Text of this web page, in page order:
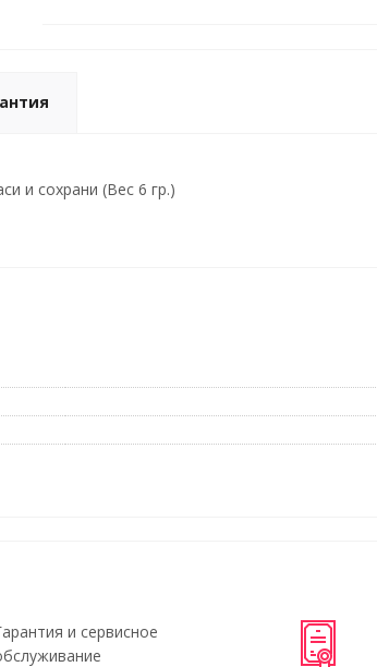
и сохрани (Вес 6 гр.)
и сервисное